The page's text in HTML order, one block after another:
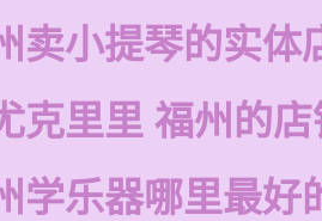
卖小提琴的实体
克里里 福州的店
学乐器哪里最好